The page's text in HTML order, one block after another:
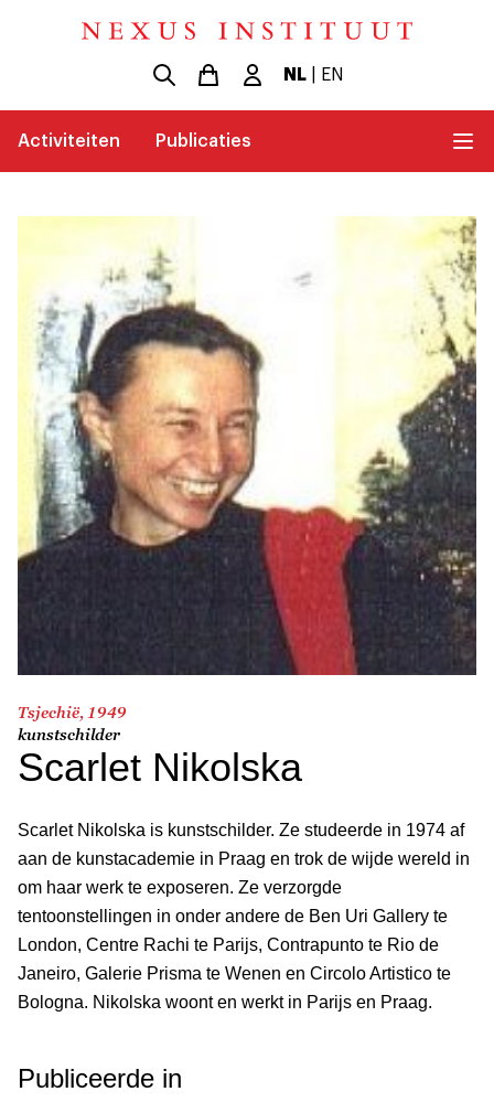
NL| EN
Activiteiten Publicaties
Tsjechië, 1949
kunstschilder
Scarlet Nikolska
Scarlet Nikolska is kunstschilder. Ze studeerde in 1974 af
aan de kunstacademie in Praag en trok de wijde wereld in
om haar werk te exposeren. Ze verzorgde
tentoonstellingen in onder andere de Ben Uri Gallery te
London, Centre Rachi te Parijs, Contrapunto te Rio de
Janeiro, Galerie Prisma te Wenen en Circolo Artistico te
Bologna. Nikolska woont en werkt in Parijs en Praag.
Publiceerde in